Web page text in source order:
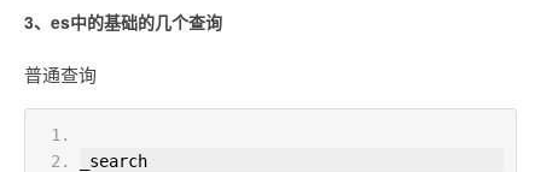
3、es中的基础的几个查询
普通查询
_search